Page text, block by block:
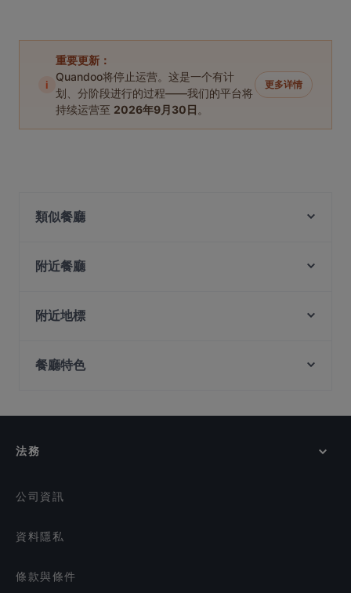
i
重要更新：
Quandoo将停止运营。这是一个有计
划、分阶段进行的过程——我们的平台将
持续运营至 2026年9月30日 。
更多详情
類似餐廳
Madison's
Mandalay Style Myanmar Restaurant
附近餐廳
Xiao Long Kan 小龙坎 - Clarke Quay
BBQ Box Prime (Clarke Quay) 串烧工坊旗舰店 (克拉
码头)
Izakaya Play Restaurant Bar 玩吧
Ssak3 싹쓰리 KOREAN BBQ & BISTRO
附近地標
Fort Canning Park, 新加坡
餐廳特色
在 新加坡 的 休閒餐廳
法務
公司資訊
資料隱私
條款與條件